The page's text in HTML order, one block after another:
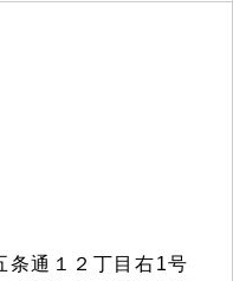
通１２丁目右1号